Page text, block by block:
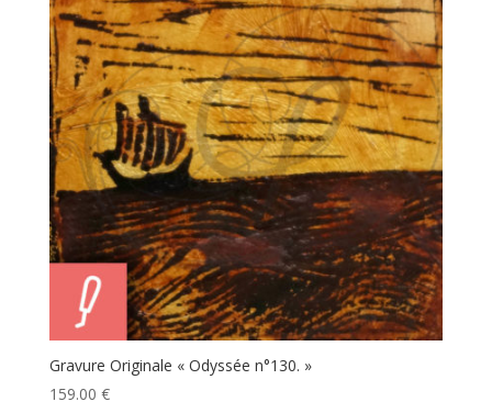
Gravure Originale « Odyssée n°130. »
159.00 €